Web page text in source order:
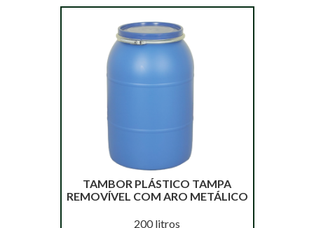
TAMBOR PLÁSTICO TAMPA
REMOVÍVEL COM ARO METÁLICO
200 litros